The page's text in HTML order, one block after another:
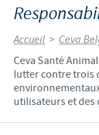
Accueil > Ceva
Ceva Santé
lutter contre trois
utilisateurs et des